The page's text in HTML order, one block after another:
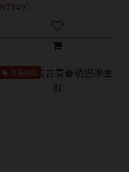
NT$490
會員獨享